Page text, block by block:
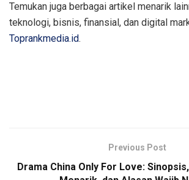
Temukan juga berbagai artikel menarik
teknologi, bisnis, finansial, dan digital
Toprankmedia.id.
Previous Post
Drama China Only For Love: